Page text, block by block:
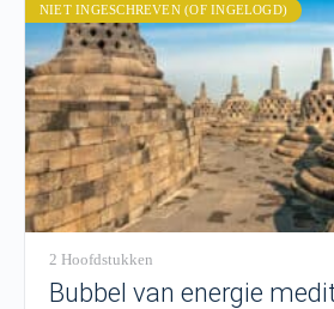
NIET INGESCHREVEN (OF INGELOGD)
2 Hoofdstukken
Bubbel van energie